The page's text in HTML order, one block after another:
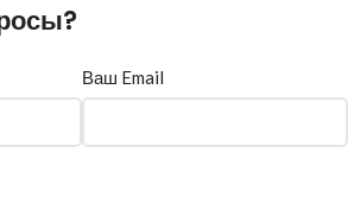
Ваш Email